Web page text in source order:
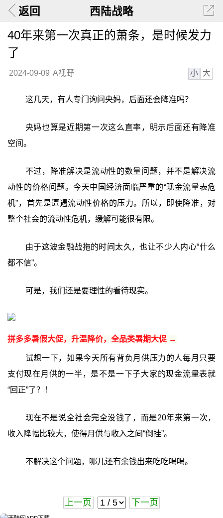
返回 西陆战略
40年来第一次真正的萧条，是时候发力
了
2024-09-09 A视野 小 大
这几天，有人专门询问央妈，后面还会降准吗？
央妈也算是近期第一次这么直率，明示后面还有降准
空间。
不过，降准解决是流动性的数量问题，并不是解决流
动性的价格问题。今天中国经济面临严重的“现金流量表危
机”，首先是遭遇流动性价格的压力。所以，即使降准，对
整个社会的流动性危机，缓解可能很有限。
由于这波金融战拖的时间太久，也让不少人内心“什么
都不信”。
可是，我们还是要理性的看待现实。
拼多多暑假大促，升温降价，全品类暑期大促 →
试想一下，如果今天所有背负月供压力的人每月只要
支付现在月供的一半，是不是一下子大家的现金流量表就
“回正”了？！
现在不是说全社会完全没钱了，而是20年来第一次，
收入降幅比较大，使得月供与收入之间“倒挂”。
不解决这个问题，哪儿还有余钱出来吃吃喝喝。
上一页 下一页